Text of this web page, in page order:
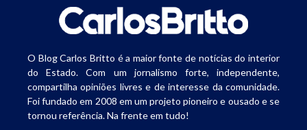
O Blog Carlos Britto é a maior fonte de notícias do interior
do Estado. Com um jornalismo forte, independente,
compartilha opiniões livres e de interesse da comunidade.
Foi fundado em 2008 em um projeto pioneiro e ousado e se
tornou referência. Na frente em tudo!